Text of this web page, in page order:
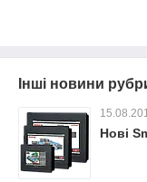
Інші новини
Нові